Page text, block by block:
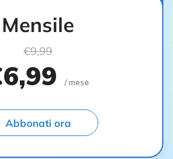
Mensile
€9,99
/ mese
Abbonati ora